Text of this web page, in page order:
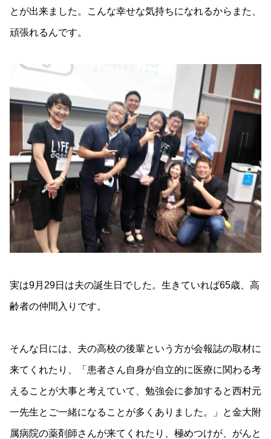
とが出来ました。こんな幸せな気持ちになれるからまた、
頑張れるんです。
実は9月29日は夫の誕生日でした。生きていれば65歳、高
齢者の仲間入りです。
そんな日には、夫の高校の後輩という方が会報誌の取材に
来てくれたり、「患者さん自身が自立的に医療に関わる考
えることが大事と考えていて、勉強会に参加すると西村元
一先生とご一緒になることが多くありました。」と金大附
属病院の薬剤師さんが来てくれたり、極めつけが、がんと